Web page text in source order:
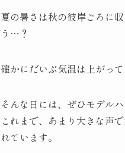
夏の暑さは秋の彼岸ごろに
う…？
確かにだいぶ気温は上がっ
そんな日には、ぜひモデル
これまで、あまり大きな声
れています。